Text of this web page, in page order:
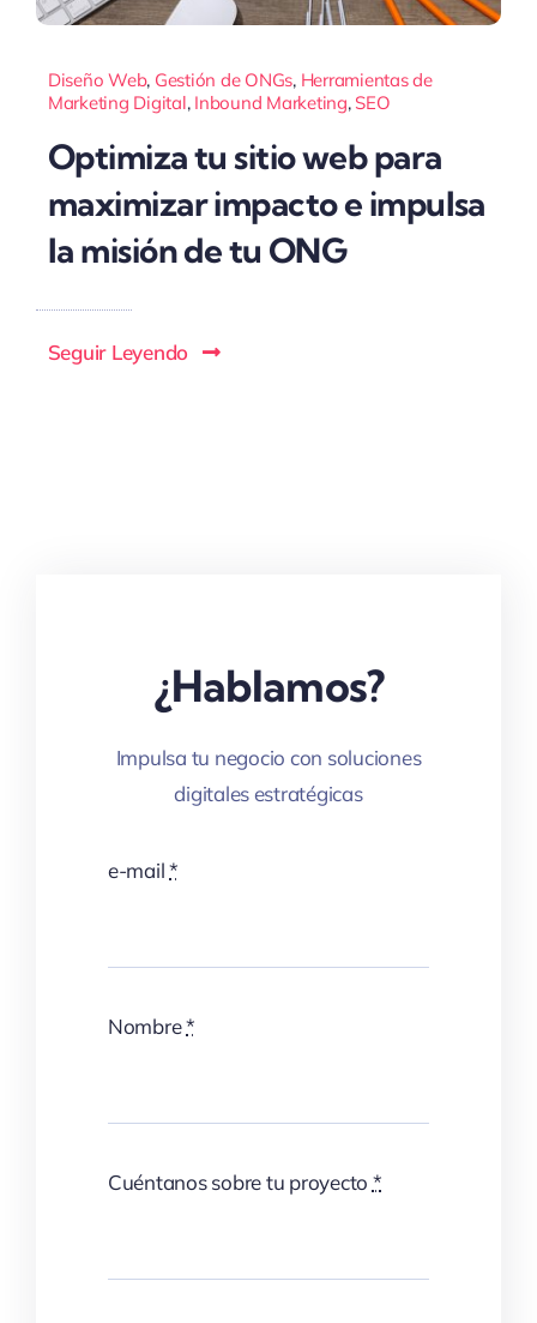
Diseño Web, Gestión de ONGs, Herramientas de
Marketing Digital, Inbound Marketing, SEO
Optimiza tu sitio web para
maximizar impacto e impulsa
la misión de tu ONG
Seguir Leyendo
¿Hablamos?
Impulsa tu negocio con soluciones
digitales estratégicas
e-mail*
Nombre*
Cuéntanos sobre tu proyecto *